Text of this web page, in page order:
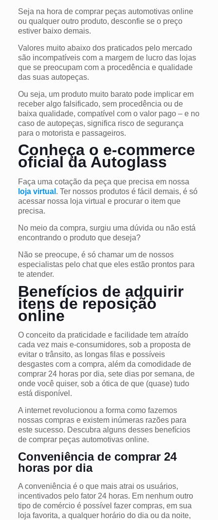
Seja na hora de comprar peças automotivas online
ou qualquer outro produto, desconfie se o preço
estiver baixo demais.
Valores muito abaixo dos praticados pelo mercado
são incompatíveis com a margem de lucro das lojas
que se preocupam com a procedência e qualidade
das suas autopeças.
Ou seja, um produto muito barato pode implicar em
receber algo falsificado, sem procedência ou de
baixa qualidade, compatível com o valor pago – e no
caso de autopeças, significa risco de segurança
para o motorista e passageiros.
Conheça o e-commerce
oficial da Autoglass
Faça uma cotação da peça que precisa em nossa
loja virtual . Ter nossos produtos é fácil demais, é só
acessar nossa loja virtual e procurar o item que
precisa.
No meio da compra, surgiu uma dúvida ou não está
encontrando o produto que deseja?
Não se preocupe, é só chamar um de nossos
especialistas pelo chat que eles estão prontos para
te atender.
Benefícios de adquirir
itens de reposição
online
O conceito da praticidade e facilidade tem atraído
cada vez mais e-consumidores, sob a proposta de
evitar o trânsito, as longas filas e possíveis
desgastes com a compra, além da comodidade de
comprar 24 horas por dia, sete dias por semana, de
onde você quiser, sob a ótica de que (quase) tudo
está disponível.
A internet revolucionou a forma como fazemos
nossas compras e existem inúmeras razões para
este sucesso. Descubra alguns desses benefícios
de comprar peças automotivas online.
Conveniência de comprar 24
horas por dia
A conveniência é o que mais atrai os usuários,
incentivados pelo fator 24 horas. Em nenhum outro
tipo de comércio é possível fazer compras, em sua
loja favorita, a qualquer horário do dia ou da noite,